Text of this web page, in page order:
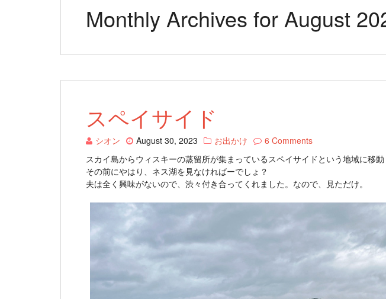
Monthly Archives for August
スペイサイド
シオン August 30, 2023 お出かけ
6 Comments
スカイ島からウィスキーの蒸留所が集まっているスペイサイドという地域に移動
その前にやはり、ネス湖を見なければーでしょ？
夫は全く興味がないので、渋々付き合ってくれました。なので、見ただけ。